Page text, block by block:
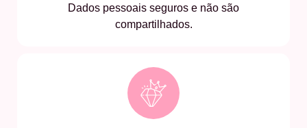
Dados pessoais seguros e não são
compartilhados.